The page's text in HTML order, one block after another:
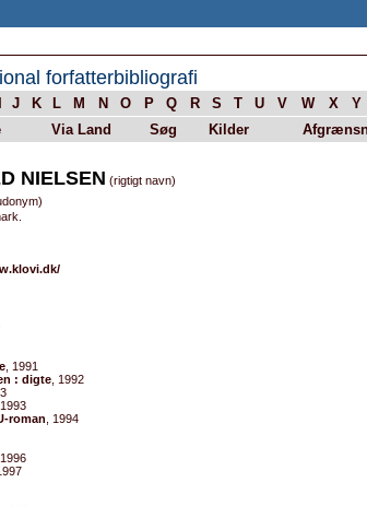
forfatterbibliografi
J K L M N O P Q R S T U V W X Y
Via Land Søg Kilder
NIELSEN (rigtigt navn)
, 1991
: digte , 1992
, 1993
roman , 1994
, 1996